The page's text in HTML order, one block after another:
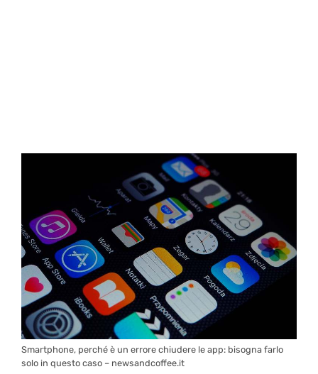
Smartphone, perché è un errore chiudere le app: bisogna farlo
solo in questo caso – newsandcoffee.it